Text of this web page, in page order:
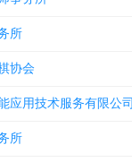
所
协会
应用技术服务有限公司
所